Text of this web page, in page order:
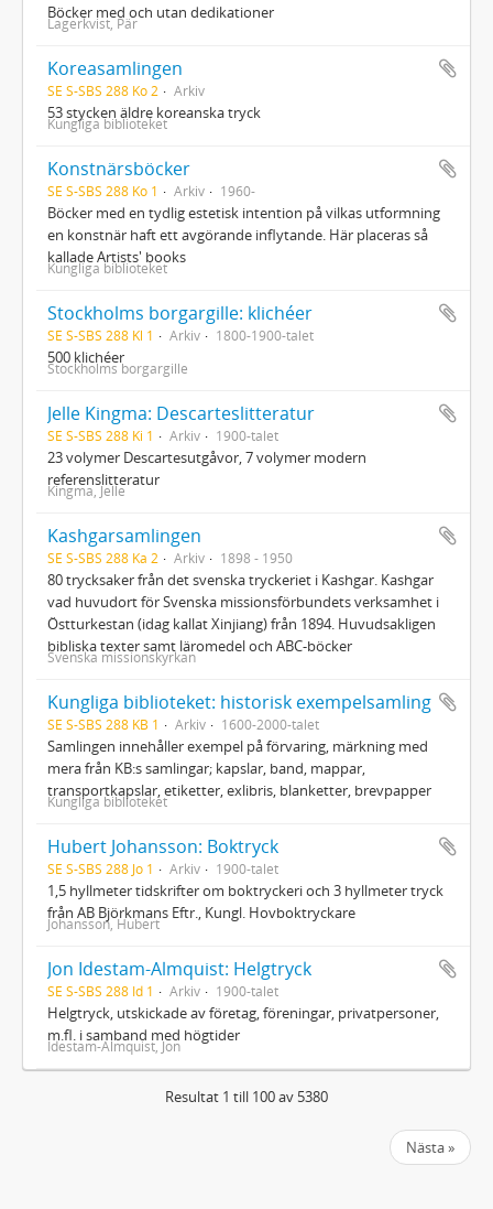
Böcker med och utan dedikationer
Lagerkvist, Pär
Koreasamlingen
SE S-SBS 288 Ko 2 Arkiv
53 stycken äldre koreanska tryck
Kungliga biblioteket
Konstnärsböcker
SE S-SBS 288 Ko 1 Arkiv 1960-
Böcker med en tydlig estetisk intention på vilkas utformning
en konstnär haft ett avgörande inflytande. Här placeras så
kallade Artists' books
Kungliga biblioteket
Stockholms borgargille: klichéer
SE S-SBS 288 Kl 1 Arkiv 1800-1900-talet
500 klichéer
Stockholms borgargille
Jelle Kingma: Descarteslitteratur
SE S-SBS 288 Ki 1 Arkiv 1900-talet
23 volymer Descartesutgåvor, 7 volymer modern
referenslitteratur
Kingma, Jelle
Kashgarsamlingen
SE S-SBS 288 Ka 2 Arkiv 1898 - 1950
80 trycksaker från det svenska tryckeriet i Kashgar. Kashgar
vad huvudort för Svenska missionsförbundets verksamhet i
Östturkestan (idag kallat Xinjiang) från 1894. Huvudsakligen
bibliska texter samt läromedel och ABC-böcker
Svenska missionskyrkan
Kungliga biblioteket: historisk exempelsamling
SE S-SBS 288 KB 1 Arkiv 1600-2000-talet
Samlingen innehåller exempel på förvaring, märkning med
mera från KB:s samlingar; kapslar, band, mappar,
transportkapslar, etiketter, exlibris, blanketter, brevpapper
Kungliga biblioteket
Hubert Johansson: Boktryck
SE S-SBS 288 Jo 1 Arkiv 1900-talet
1,5 hyllmeter tidskrifter om boktryckeri och 3 hyllmeter tryck
från AB Björkmans Eftr., Kungl. Hovboktryckare
Johansson, Hubert
Jon Idestam-Almquist: Helgtryck
SE S-SBS 288 Id 1 Arkiv 1900-talet
Helgtryck, utskickade av företag, föreningar, privatpersoner,
m.fl. i samband med högtider
Idestam-Almquist, Jon
Resultat 1 till 100 av 5380
Nästa »